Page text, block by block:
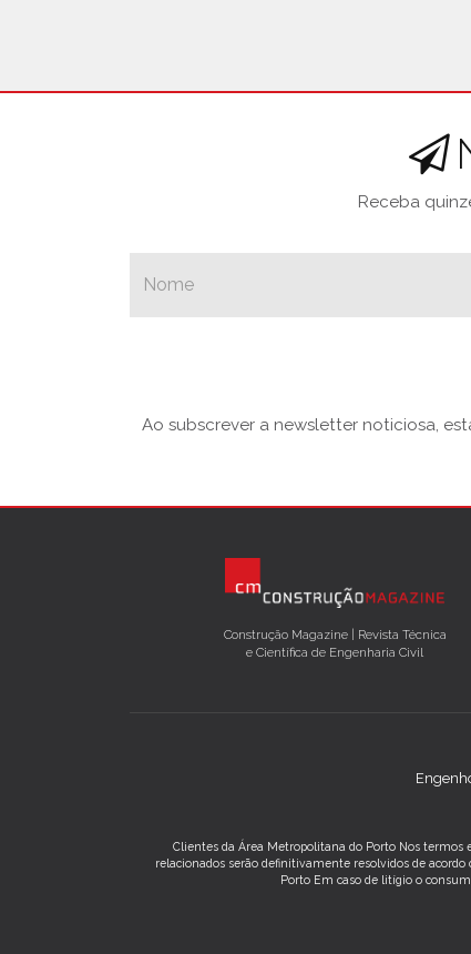
Receba
Ao subscrever a newsletter noticiosa,
Construção Magazine | Revista Técnica
e Científica de Engenharia Civil
Clientes da Área Metropolitana do Porto Nos termos
relacionados serão definitivamente resolvidos de
Porto Em caso de litígio o